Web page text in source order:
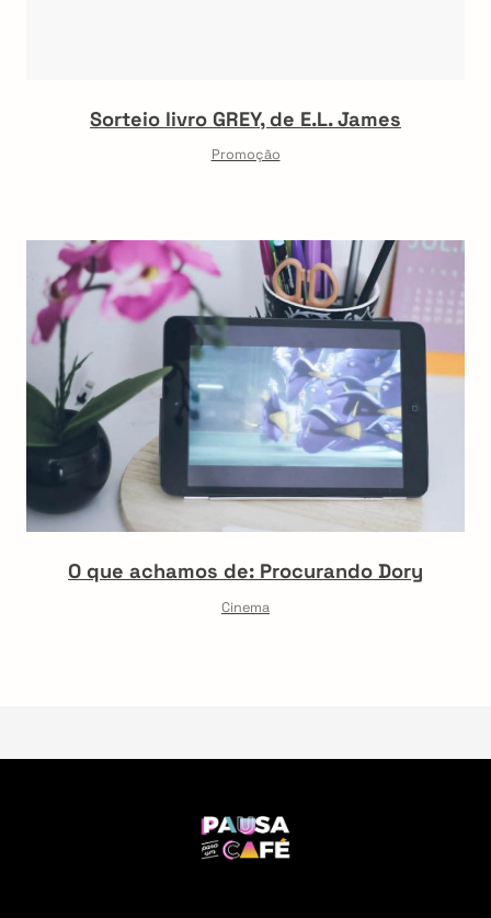
Sorteio livro GREY, de E.L. James
Promoção
O que achamos de: Procurando Dory
Cinema